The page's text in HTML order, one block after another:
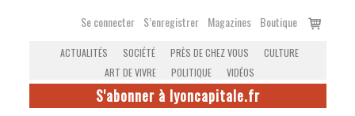
Se connecter S’enregistrer Magazines Boutique
Voir
ACTUALITÉS SOCIÉTÉ PRÈS DE CHEZ VOUS
CULTURE
ART DE VIVRE
POLITIQUE VIDÉOS
S'abonner à lyoncapitale.fr